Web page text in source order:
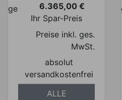
Preis
6.365,00 €
Ihr Spar-Preis
Preise inkl. ges.
MwSt.
absolut
versandkostenfrei
ALLE